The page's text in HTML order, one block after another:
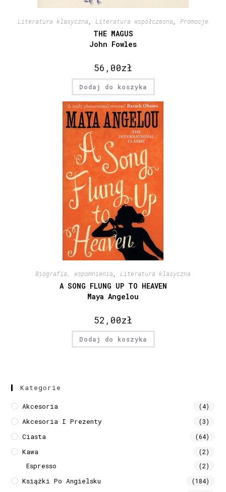
Literatura klasyczna Literatura współczesna Promocje
THE MAGUS
John Fowles
56,00zł
Dodaj do koszyka
Biografia, wspomnienia Literatura klasyczna
A SONG FLUNG UP TO HEAVEN
Maya Angelou
52,00zł
Dodaj do koszyka
Kategorie
Akcesoria (4)
Akcesoria I Prezenty (3)
Ciasta (64)
Kawa (2)
Espresso (2)
Książki Po Angielsku (184)